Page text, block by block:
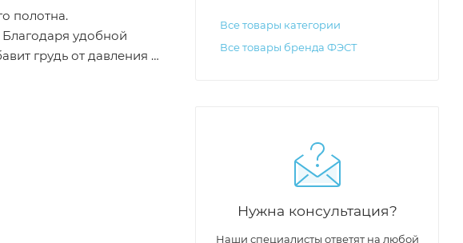
полотна.
Благодаря удобной
грудь от давления и
Все товары категории
Все товары бренда ФЭСТ
Нужна консультация?
Наши специалисты ответят на любой